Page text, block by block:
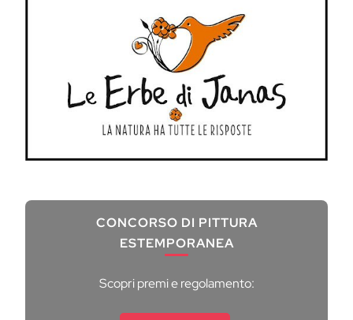
CONCORSO DI PITTURA
ESTEMPORANEA
Scopri premi e regolamento: